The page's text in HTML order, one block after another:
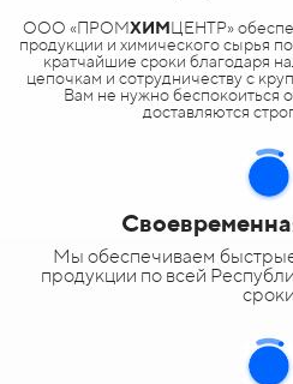
ООО «ПРОМХИМЦЕНТР»
продукции и химического сырья
кратчайшие сроки благодаря
цепочкам и сотрудничеству с
Вам не нужно беспокоиться
доставляются
Мы обеспечиваем
продукции по всей
сроки